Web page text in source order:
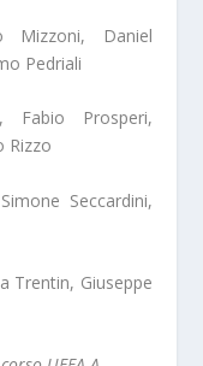
Mizzoni, Daniel
Pedriali
Fabio Prosperi,
Rizzo
Seccardini,
Trentin, Giuseppe